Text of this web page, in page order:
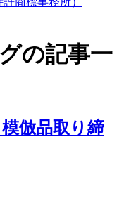
の記事一
倣品取り締